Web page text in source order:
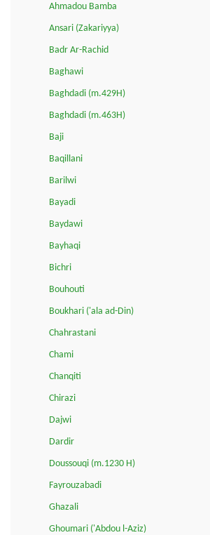
Ahmadou Bamba
Ansari (Zakariyya)
Badr Ar-Rachid
Baghawi
Baghdadi (m.429H)
Baghdadi (m.463H)
Baji
Baqillani
Barilwi
Bayadi
Baydawi
Bayhaqi
Bichri
Bouhouti
Boukhari ('ala ad-Din)
Chahrastani
Chami
Chanqiti
Chirazi
Dajwi
Dardir
Doussouqi (m.1230 H)
Fayrouzabadi
Ghazali
Ghoumari ('Abdou l-Aziz)